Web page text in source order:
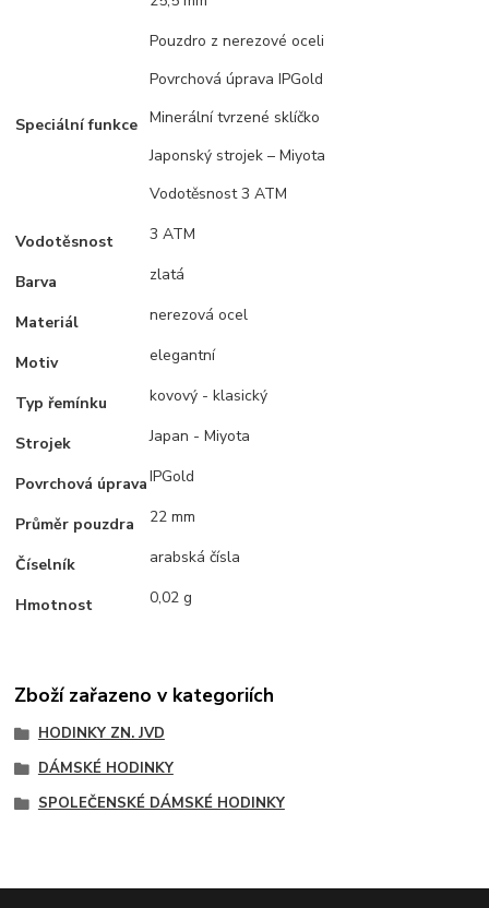
Speciální funkce
Pouzdro z nerezové oceli
Povrchová úprava IPGold
Minerální tvrzené sklíčko
Japonský strojek – Miyota
Vodotěsnost 3 ATM
Vodotěsnost 3 ATM
Barva zlatá
Materiál nerezová ocel
Motiv elegantní
Typ řemínku kovový - klasický
Strojek Japan - Miyota
Povrchová úpravaIPGold
Průměr pouzdra 22 mm
Číselník arabská čísla
Hmotnost 0,02 g
Zboží zařazeno v kategoriích
HODINKY ZN. JVD
DÁMSKÉ HODINKY
SPOLEČENSKÉ DÁMSKÉ HODINKY